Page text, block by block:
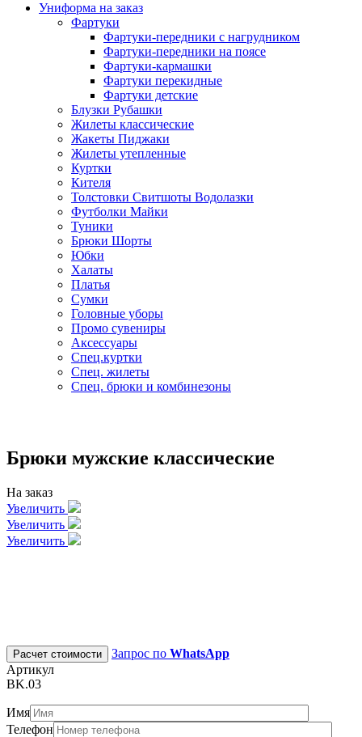
Униформа на заказ
Фартуки
Фартуки-передники с нагрудником
Фартуки-передники на поясе
Фартуки-кармашки
Фартуки перекидные
Фартуки детские
Блузки Рубашки
Жилеты классические
Жакеты Пиджаки
Жилеты утепленные
Куртки
Кителя
Толстовки Свитшоты Водолазки
Футболки Майки
Туники
Брюки Шорты
Юбки
Халаты
Платья
Сумки
Головные уборы
Промо сувениры
Аксессуары
Спец.куртки
Спец. жилеты
Спец. брюки и комбинезоны
Брюки мужские классические
На заказ
Увеличить
Увеличить
Увеличить
Расчет стоимости Запрос по WhatsApp
Артикул
BK.03
Имя
Телефон